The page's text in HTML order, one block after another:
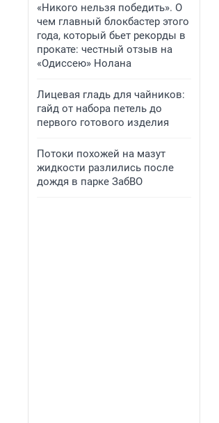
«Никого нельзя победить». О
чем главный блокбастер этого
года, который бьет рекорды в
прокате: честный отзыв на
«Одиссею» Нолана
Лицевая гладь для чайников:
гайд от набора петель до
первого готового изделия
Потоки похожей на мазут
жидкости разлились после
дождя в парке ЗабВО